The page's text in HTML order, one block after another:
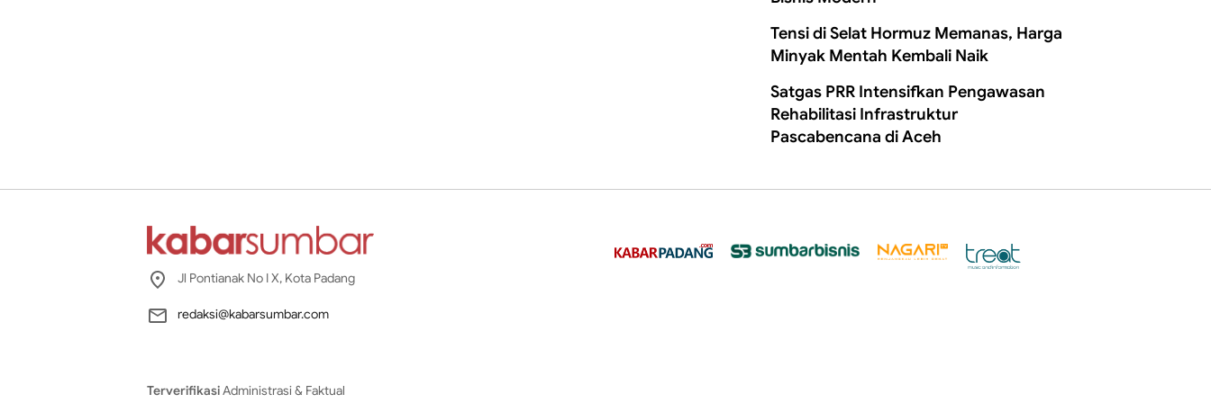
Tensi di Selat Hormuz Memanas, Harga
Minyak Mentah Kembali Naik
Satgas PRR Intensifkan Pengawasan
Rehabilitasi Infrastruktur
Pascabencana di Aceh
Jl Pontianak No I X, Kota Padang
redaksi@kabarsumbar.com
TerverifikasiAdministrasi & Faktual